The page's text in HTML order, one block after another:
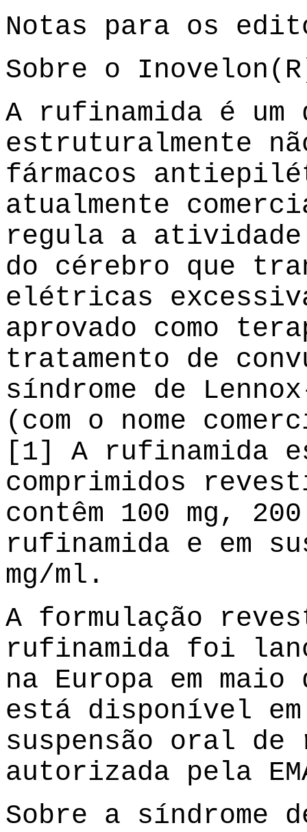
Notas para os
Sobre o
A rufinamida é
estruturalmente
fármacos
atualmente
regula a
do cérebro que
elétricas
aprovado como
tratamento de
síndrome de
(com o nome
[1] A rufinamida
comprimidos
contêm 100 mg,
rufinamida e em
mg/ml.
A formulação
rufinamida foi
na Europa em
está disponível
suspensão oral
autorizada pela
Sobre a síndrome